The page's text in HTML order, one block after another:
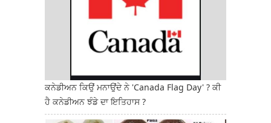
ਕਨੇਡੀਅਨ ਕਿਉਂ ਮਨਾਉਂਦੇ ਨੇ 'Canada Flag Day' ? ਕੀ
ਹੈ ਕਨੇਡੀਅਨ ਝੰਡੇ ਦਾ ਇਤਿਹਾਸ ?